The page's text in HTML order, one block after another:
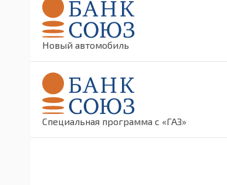
Новый автомобиль
Специальная программа с «ГАЗ»